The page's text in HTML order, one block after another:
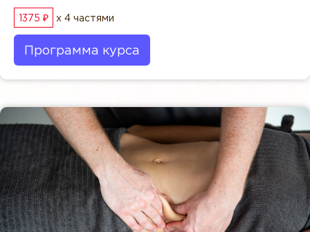
1375 ₽ x 4 частями
Программа курса